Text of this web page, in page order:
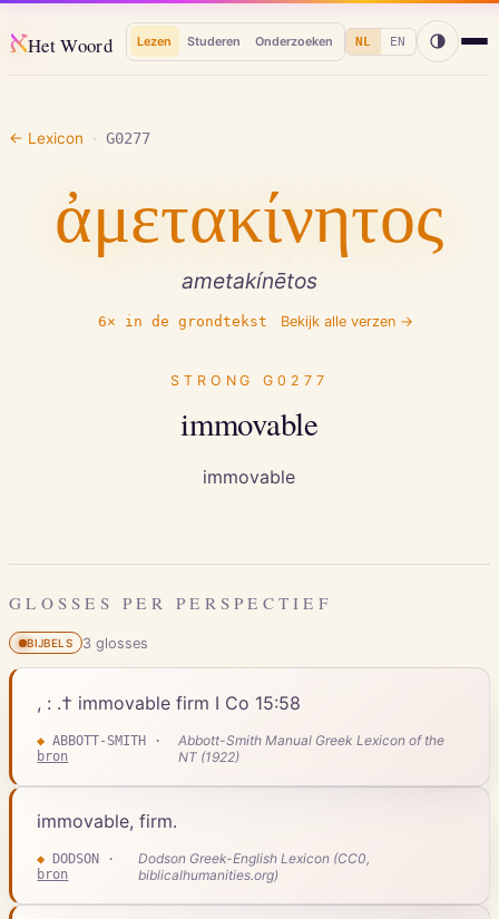
אHet Woord Lezen Studeren Onderzoeken NL EN
← Lexicon · G0277
ἀμετακίνητος
ametakínētos
6× in de grondtekst Bekijk alle verzen →
STRONGG0277
immovable
immovable
GLOSSES PER PERSPECTIEF
BIJBELS 3glosses
, : .† immovable firm I Co 15:58
◆ ABBOTT-SMITH ·
bron
Abbott-Smith Manual Greek Lexicon of the
NT (1922)
immovable, firm.
◆ DODSON ·
bron
Dodson Greek-English Lexicon (CC0,
biblicalhumanities.org)